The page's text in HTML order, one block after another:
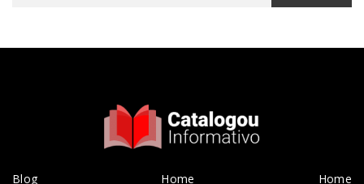
Blog Home Home